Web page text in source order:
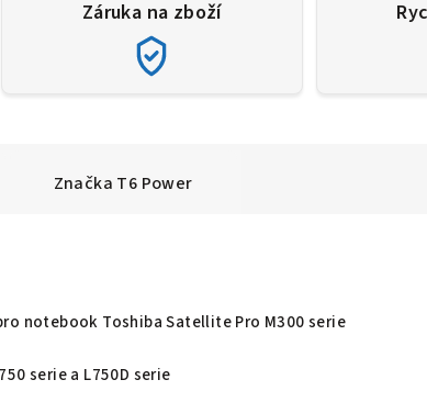
Záruka na zboží
Značka T6 Power
notebook Toshiba Satellite Pro M300 serie
serie a L750D serie